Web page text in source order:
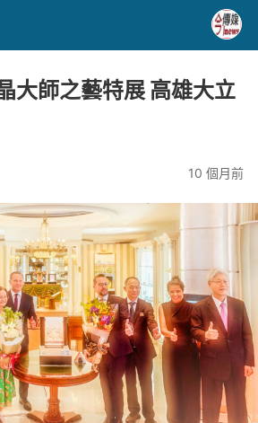
大師之藝特展 高雄大立
10 個月前